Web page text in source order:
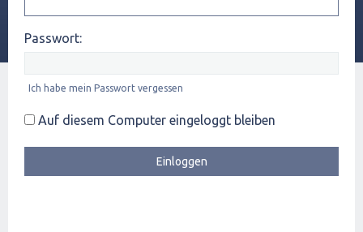
Passwort:
Ich habe mein Passwort vergessen
Auf diesem Computer eingeloggt bleiben